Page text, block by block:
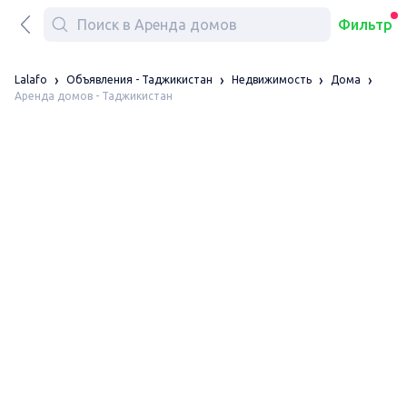
Фильтр
Lalafo Объявления - Таджикистан Недвижимость
Дома
Аренда домов - Таджикистан